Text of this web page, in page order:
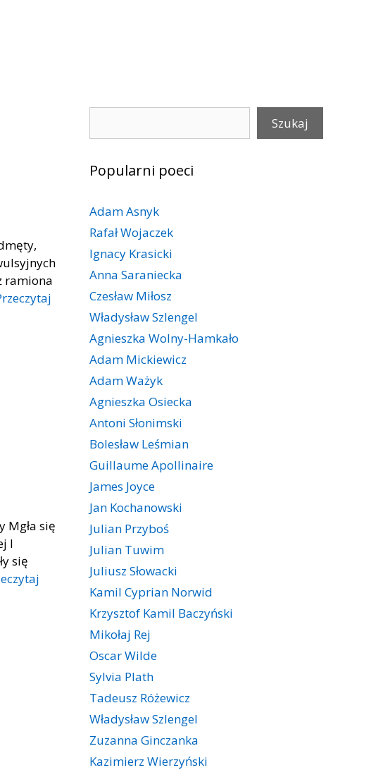
ramiona
Mgła się
I
się
Szukaj
Popularni poeci
Adam Asnyk
Rafał Wojaczek
Ignacy Krasicki
Anna Saraniecka
Czesław Miłosz
Władysław Szlengel
Agnieszka Wolny-Hamkało
Adam Mickiewicz
Adam Ważyk
Agnieszka Osiecka
Antoni Słonimski
Bolesław Leśmian
Guillaume Apollinaire
James Joyce
Jan Kochanowski
Julian Przyboś
Julian Tuwim
Juliusz Słowacki
Kamil Cyprian Norwid
Krzysztof Kamil Baczyński
Mikołaj Rej
Oscar Wilde
Sylvia Plath
Tadeusz Różewicz
Władysław Szlengel
Zuzanna Ginczanka
Kazimierz Wierzyński